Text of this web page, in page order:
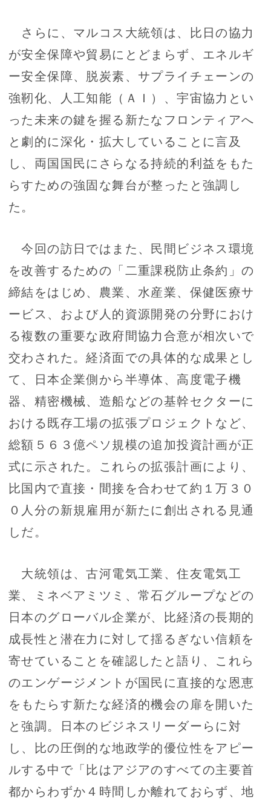
さらに、マルコス大統領は、比日の協力
が安全保障や貿易にとどまらず、エネルギ
ー安全保障、脱炭素、サプライチェーンの
強靭化、人工知能（ＡＩ）、宇宙協力とい
った未来の鍵を握る新たなフロンティアへ
と劇的に深化・拡大していることに言及
し、両国国民にさらなる持続的利益をもた
らすための強固な舞台が整ったと強調し
た。
今回の訪日ではまた、民間ビジネス環境
を改善するための「二重課税防止条約」の
締結をはじめ、農業、水産業、保健医療サ
ービス、および人的資源開発の分野におけ
る複数の重要な政府間協力合意が相次いで
交わされた。経済面での具体的な成果とし
て、日本企業側から半導体、高度電子機
器、精密機械、造船などの基幹セクターに
おける既存工場の拡張プロジェクトなど、
総額５６３億ペソ規模の追加投資計画が正
式に示された。これらの拡張計画により、
比国内で直接・間接を合わせて約１万３０
０人分の新規雇用が新たに創出される見通
しだ。
大統領は、古河電気工業、住友電気工
業、ミネベアミツミ、常石グループなどの
日本のグローバル企業が、比経済の長期的
成長性と潜在力に対して揺るぎない信頼を
寄せていることを確認したと語り、これら
のエンゲージメントが国民に直接的な恩恵
をもたらす新たな経済的機会の扉を開いた
と強調。日本のビジネスリーダーらに対
し、比の圧倒的な地政学的優位性をアピー
ルする中で「比はアジアのすべての主要首
都からわずか４時間しか離れておらず、地